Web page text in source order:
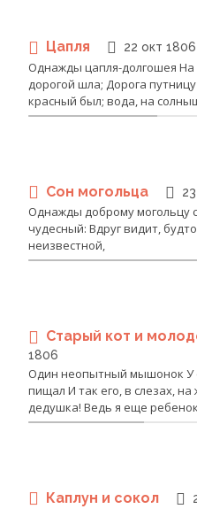
Цапля 22 окт 1806
Однажды цапля-долгошея
дорогой шла; Дорога
красный был; вода, на
Сон могольца
Однажды доброму могольцу
чудесный: Вдруг видит,
неизвестной,
Старый кот и
1806
Один неопытный мышонок У
пищал И так его, в слезах,
дедушка! Ведь я еще
Каплун и сокол